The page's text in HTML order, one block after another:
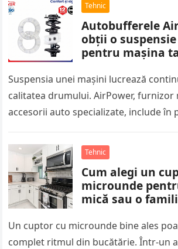
Tehnic
Autobufferele
obții o
pentru mașina
Suspensia unei mașini lucrează
calitatea drumului. AirPower, furnizor
accesorii auto specializate, include în
absoarbă…
Tehnic
Cum alegi un
microunde
mică sau o
Un cuptor cu microunde bine ales
complet ritmul din bucătărie. Într-un